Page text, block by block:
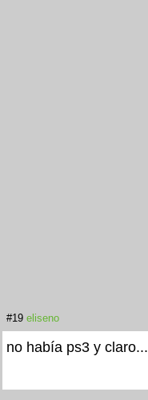
#19 eliseno
no había ps3 y claro...